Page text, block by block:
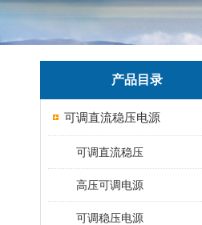
产品目录
可调直流稳压电源
可调直流稳压
高压可调电源
可调稳压电源